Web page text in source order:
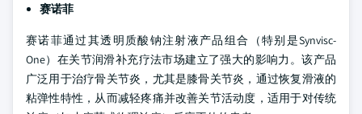
赛诺菲
赛诺菲通过其透明质酸钠注射液产品组合（特别是Synvisc-
One）在关节润滑补充疗法市场建立了强大的影响力。该产品
广泛用于治疗骨关节炎，尤其是膝骨关节炎，通过恢复滑液的
粘弹性特性，从而减轻疼痛并改善关节活动度，适用于对传统